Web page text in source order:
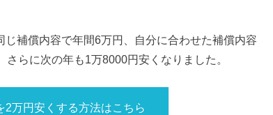
じ補償内容で年間6万円、自分に合わせた補償内容
らに次の年も1万8000円安くなりました。
2万円安くする方法はこちら